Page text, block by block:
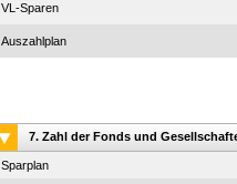
VL-Sparen
Auszahlplan
7. Zahl der Fonds und
Sparplan